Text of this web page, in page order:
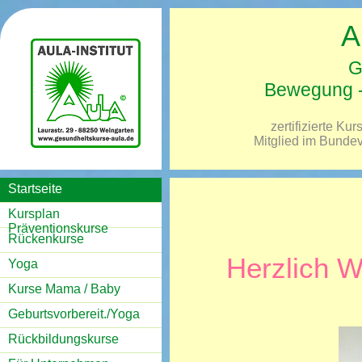
Bewegung
zertifizierte
Mitglied im
Startseite
Kursplan
Präventionskurse
Rückenkurse
Yoga
Kurse Mama / Baby
Geburtsvorbereit./Yoga
Rückbildungskurse
Herzlich